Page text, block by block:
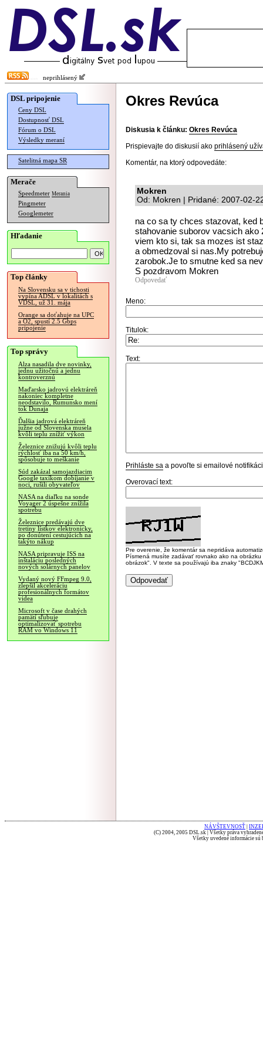
neprihlásený
DSL pripojenie
Ceny DSL
Dostupnosť DSL
Fórum o DSL
Výsledky meraní
Satelitná mapa SR
Merače
Speedmeter Merania
Pingmeter
Googlemeter
Hľadanie
Top články
Na Slovensku sa v tichosti
vypína ADSL v lokalitách s
VDSL, už 31. mája
Orange sa doťahuje na UPC
a O2, spustí 2.5 Gbps
pripojenie
Top správy
Alza nasadila dve novinky,
jednu užitočnú a jednu
kontroverznú
Maďarsko jadrovú elektráreň
nakoniec kompletne
neodstavilo, Rumunsko mení
tok Dunaja
Ďalšia jadrová elektráreň
južne od Slovenska musela
kvôli teplu znížiť výkon
Železnice znižujú kvôli teplu
rýchlosť iba na 50 km/h,
spôsobuje to meškanie
Súd zakázal samojazdiacim
Google taxíkom dobíjanie v
noci, rušili obyvateľov
NASA na diaľku na sonde
Voyager 2 úspešne znížila
spotrebu
Železnice predávajú dve
tretiny lístkov elektronicky,
po donútení cestujúcich na
takýto nákup
NASA pripravuje ISS na
inštaláciu posledných
nových solárnych panelov
Vydaný nový FFmpeg 9.0,
zlepšil akceleráciu
profesionálnych formátov
videa
Microsoft v čase drahých
pamätí sľubuje
optimalizovať spotrebu
RAM vo Windows 11
Okres Revúca
Diskusia k článku: Okres Revúca
Prispievajte do diskusií ako prihlásený
Komentár, na ktorý odpovedáte:
Mokren
Od: Mokren | Pridané: 2007-02-
na co sa ty chces stazovat, ked
stahovanie suborov vacsich ako
viem kto si, tak sa mozes ist
a obmedzoval si nas.My
zarobok.Je to smutne ked sa
S pozdravom Mokren
Odpovedať
Meno:
Titulok:
Text:
Prihláste sa a povoľte si emailové
Overovací text:
Pre overenie, že komentár sa nepridáva
Písmená musíte zadávať rovnako ako na
obrázok". V texte sa používajú iba znaky
NÁVŠTEVNOSŤ
(C) 2004, 2005 DSL.sk | Všetky práva
Všetky uvedené informácie sú